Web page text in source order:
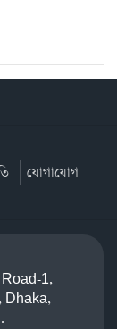
যোগাযোগ
1,
Dhaka,